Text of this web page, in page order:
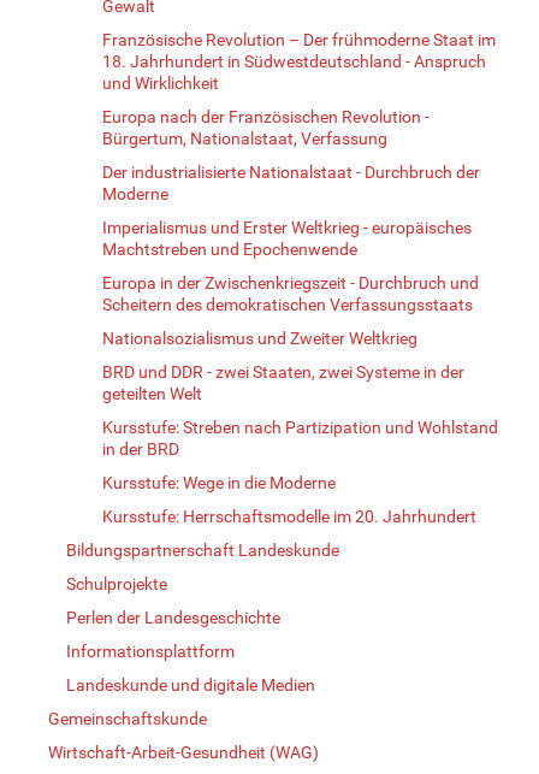
Gewalt
Französische Revolution – Der frühmoderne Staat im
18. Jahrhundert in Südwestdeutschland - Anspruch
und Wirklichkeit
Europa nach der Französischen Revolution -
Bürgertum, Nationalstaat, Verfassung
Der industrialisierte Nationalstaat - Durchbruch der
Moderne
Imperialismus und Erster Weltkrieg - europäisches
Machtstreben und Epochenwende
Europa in der Zwischenkriegszeit - Durchbruch und
Scheitern des demokratischen Verfassungsstaats
Nationalsozialismus und Zweiter Weltkrieg
BRD und DDR - zwei Staaten, zwei Systeme in der
geteilten Welt
Kursstufe: Streben nach Partizipation und Wohlstand
in der BRD
Kursstufe: Wege in die Moderne
Kursstufe: Herrschaftsmodelle im 20. Jahrhundert
Bildungspartnerschaft Landeskunde
Schulprojekte
Perlen der Landesgeschichte
Informationsplattform
Landeskunde und digitale Medien
Gemeinschaftskunde
Wirtschaft-Arbeit-Gesundheit (WAG)